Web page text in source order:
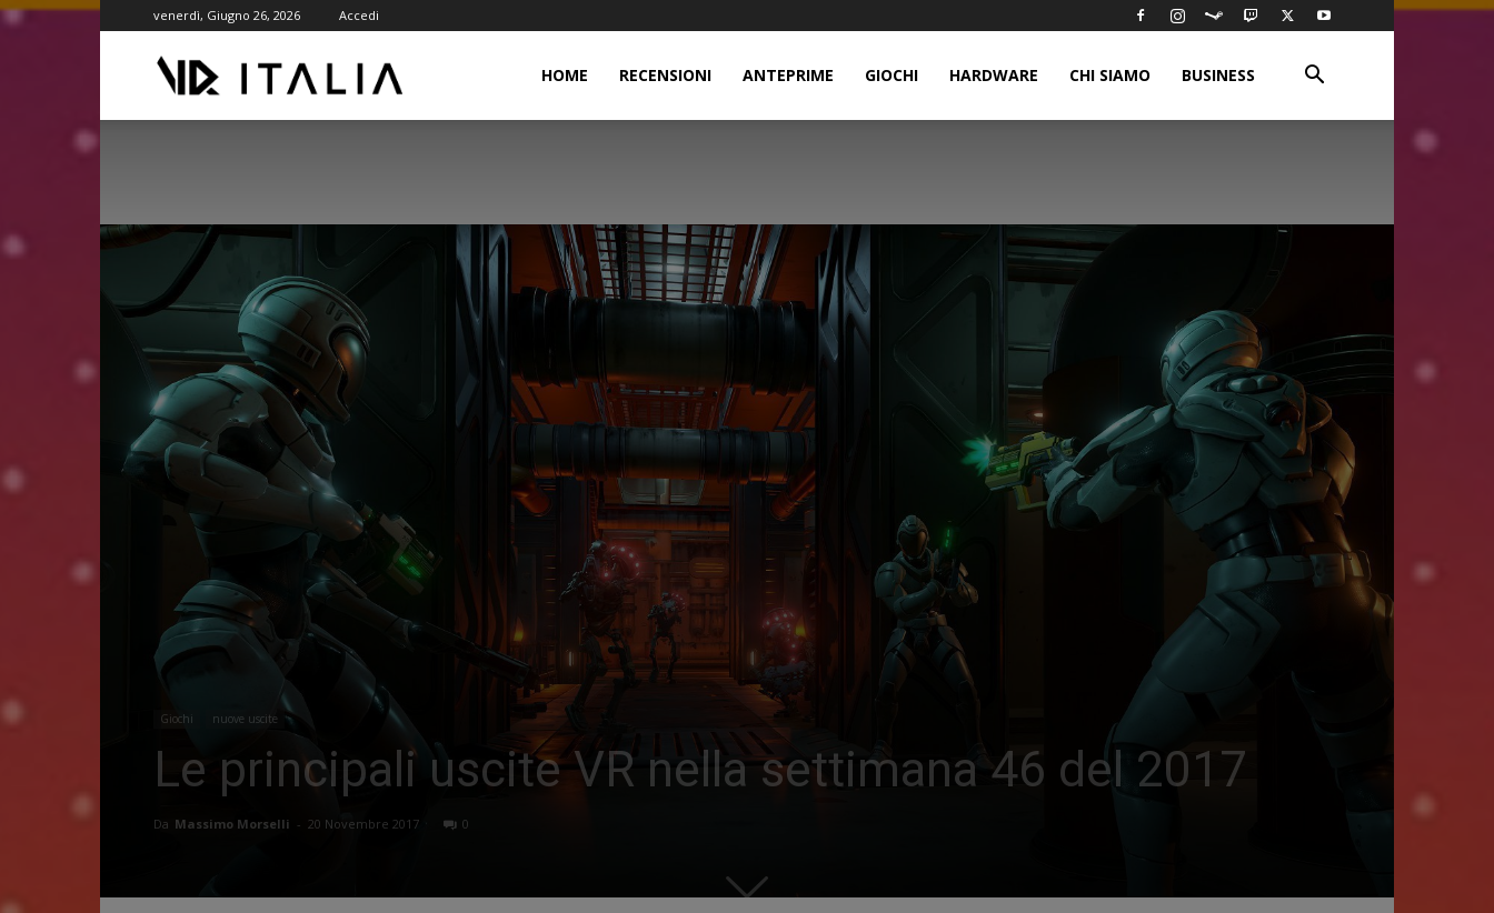
venerdì, Giugno 26, 2026 Accedi
HOME RECENSIONI ANTEPRIME GIOCHI HARDWARE CHI SIAMO BUSINESS
Giochi nuove uscite
Le principali uscite VR nella settimana 46 del 2017
Da Massimo Morselli - 20 Novembre 2017 0